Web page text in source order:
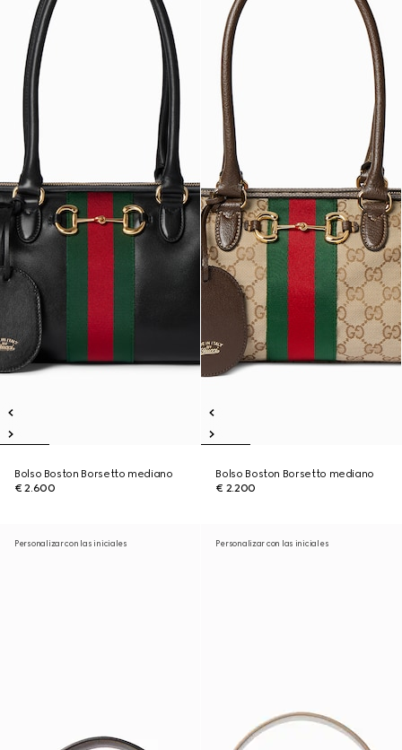
Bolso Boston Borsetto mediano
€ 2.600
Bolso Boston Borsetto mediano
€ 2.200
Personalizar con las iniciales Personalizar con las iniciales